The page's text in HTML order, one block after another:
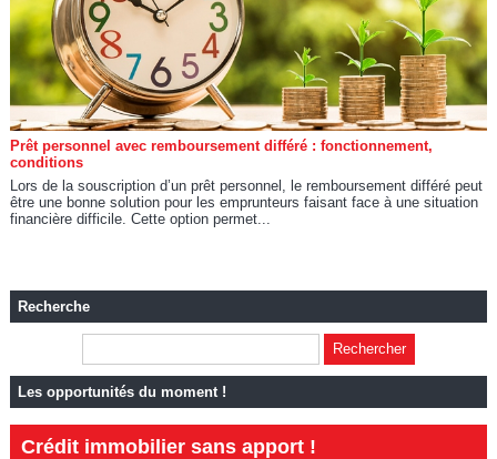
Prêt personnel avec remboursement différé : fonctionnement,
conditions
Lors de la souscription d’un prêt personnel, le remboursement différé peut
être une bonne solution pour les emprunteurs faisant face à une situation
financière difficile. Cette option permet...
Recherche
Les opportunités du moment !
Crédit immobilier sans apport !